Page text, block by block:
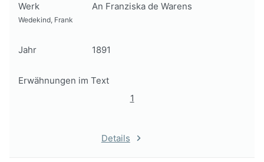
Werk An Franziska de Warens
Wedekind, Frank
Jahr 1891
Erwähnungen im Text
1
Details